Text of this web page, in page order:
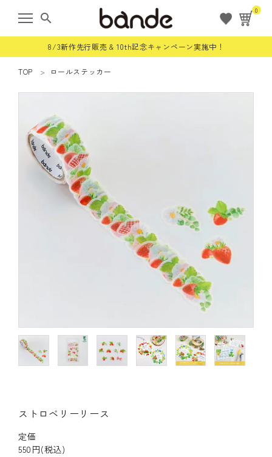
search
0
8/3新作先行販売 & 10th記念キャンペーン実施中！
ログイン
すべての商品
ご利用ガイド／よくあるご質問
マイページ
企業（法人）の皆様へ
TOP ロールステッカー
ストロベリーリース
定価
550円(税込)